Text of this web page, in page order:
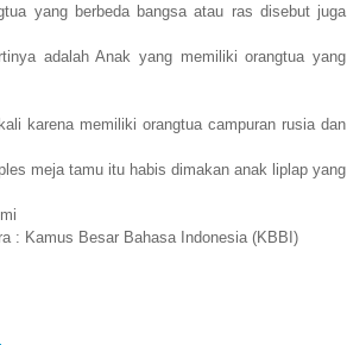
yang berbeda bangsa atau ras disebut juga
adalah Anak yang memiliki orangtua yang
karena memiliki orangtua campuran rusia dan
meja tamu itu habis dimakan anak liplap yang
: Kamus Besar Bahasa Indonesia (KBBI)